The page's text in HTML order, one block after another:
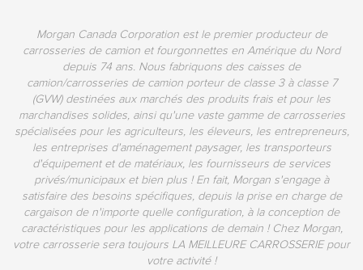
Morgan Canada Corporation est le premier producteur de
carrosseries de camion et fourgonnettes en Amérique du Nord
depuis 74 ans. Nous fabriquons des caisses de
camion/carrosseries de camion porteur de classe 3 à classe 7
(GVW) destinées aux marchés des produits frais et pour les
marchandises solides, ainsi qu'une vaste gamme de carrosseries
spécialisées pour les agriculteurs, les éleveurs, les entrepreneurs,
les entreprises d'aménagement paysager, les transporteurs
d'équipement et de matériaux, les fournisseurs de services
privés/municipaux et bien plus ! En fait, Morgan s'engage à
satisfaire des besoins spécifiques, depuis la prise en charge de
cargaison de n'importe quelle configuration, à la conception de
caractéristiques pour les applications de demain ! Chez Morgan,
votre carrosserie sera toujours LA MEILLEURE CARROSSERIE pour
votre activité !